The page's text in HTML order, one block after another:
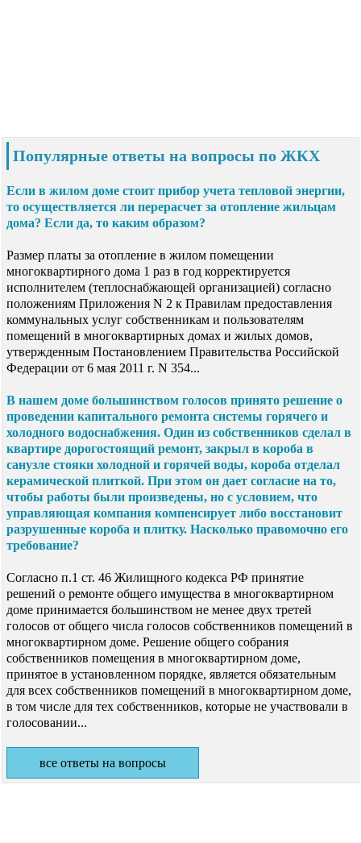
Популярные ответы на вопросы по ЖКХ
Если в жилом доме стоит прибор учета тепловой энергии,
то осуществляется ли перерасчет за отопление жильцам
дома? Если да, то каким образом?
Размер платы за отопление в жилом помещении
многоквартирного дома 1 раз в год корректируется
исполнителем (теплоснабжающей организацией) согласно
положениям Приложения N 2 к Правилам предоставления
коммунальных услуг собственникам и пользователям
помещений в многоквартирных домах и жилых домов,
утвержденным Постановлением Правительства Российской
Федерации от 6 мая 2011 г. N 354...
В нашем доме большинством голосов принято решение о
проведении капитального ремонта системы горячего и
холодного водоснабжения. Один из собственников сделал в
квартире дорогостоящий ремонт, закрыл в короба в
санузле стояки холодной и горячей воды, короба отделал
керамической плиткой. При этом он дает согласие на то,
чтобы работы были произведены, но с условием, что
управляющая компания компенсирует либо восстановит
разрушенные короба и плитку. Насколько правомочно его
требование?
Согласно п.1 ст. 46 Жилищного кодекса РФ принятие
решений о ремонте общего имущества в многоквартирном
доме принимается большинством не менее двух третей
голосов от общего числа голосов собственников помещений в
многоквартирном доме. Решение общего собрания
собственников помещения в многоквартирном доме,
принятое в установленном порядке, является обязательным
для всех собственников помещений в многоквартирном доме,
в том числе для тех собственников, которые не участвовали в
голосовании...
все ответы на вопросы